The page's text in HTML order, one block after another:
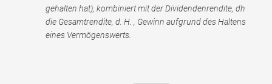
gehalten hat), kombiniert mit der Dividendenrendite, dh
die Gesamtrendite, d. H. , Gewinn aufgrund des Haltens
eines Vermögenswerts.